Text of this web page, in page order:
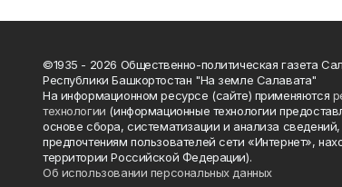
©1935 - 2026 Общественно-политическая газета
Республики Башкортостан "На земле Салавата"
На информационном ресурсе (сайте) применяются
технологии (информационные технологии
основе сбора, систематизации и анализа
предпочтениям пользователей сети «Интернет»,
территории Российской Федерации).
Об использовании персональных данных